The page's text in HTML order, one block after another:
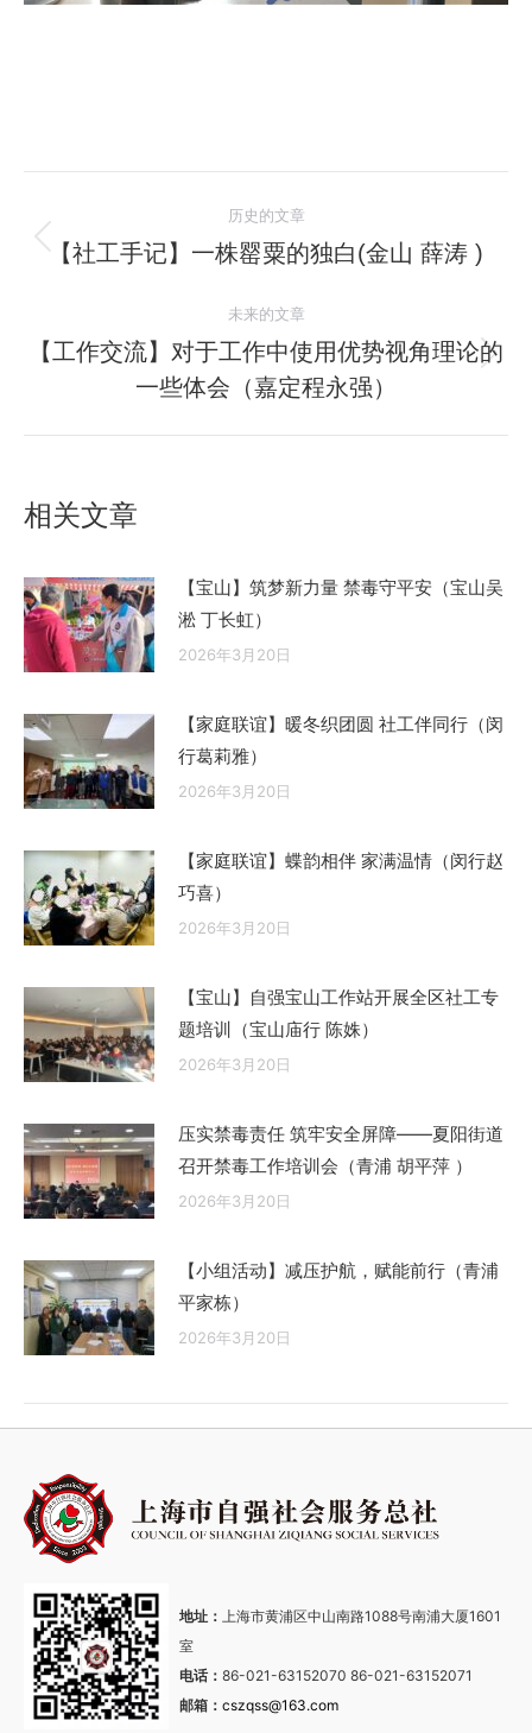
章
航
历史的文章
历
的
文
章：
【社工手记】一株罂粟的独白(金山 薛涛 )
未来的文章
未
来
的
【工作交流】对于工作中使用优势视角理论的
一些体会（嘉定程永强）
相关文章
【宝山】筑梦新力量 禁毒守平安（宝山吴
淞 丁长虹）
2026年3月20日
【家庭联谊】暖冬织团圆 社工伴同行（闵
行葛莉雅）
2026年3月20日
【家庭联谊】蝶韵相伴 家满温情（闵行赵
巧喜）
2026年3月20日
【宝山】自强宝山工作站开展全区社工专
题培训（宝山庙行 陈姝）
2026年3月20日
压实禁毒责任 筑牢安全屏障——夏阳街道
召开禁毒工作培训会（青浦 胡平萍 ）
2026年3月20日
【小组活动】减压护航，赋能前行（青浦
平家栋）
2026年3月20日
地址： 上海市黄浦区中山南路1088号南浦大厦1601
室
电话： 86-021-63152070 86-021-63152071
邮箱： cszqss@163.com